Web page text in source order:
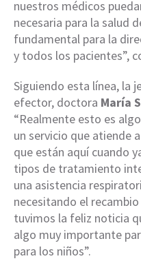
nuestros médicos
necesaria para la salud
fundamental para la
y todos los pacientes”,
Siguiendo esta línea, la
efector, doctora María
“Realmente esto es
un servicio que atiende
que están aquí cuando
tipos de tratamiento
una asistencia
necesitando el
tuvimos la feliz noticia
algo muy importante
para los niños”.